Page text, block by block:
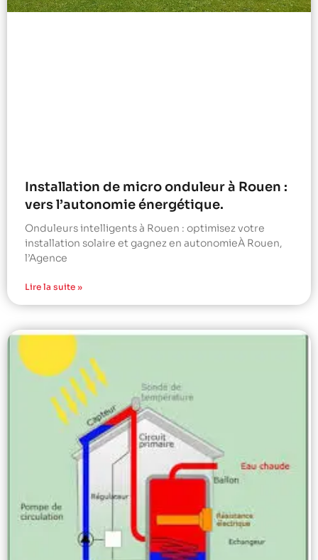
Installation de micro onduleur à Rouen :
vers l’autonomie énergétique.
Onduleurs intelligents à Rouen : optimisez votre
installation solaire et gagnez en autonomieÀ Rouen,
l’Agence
Lire la suite »